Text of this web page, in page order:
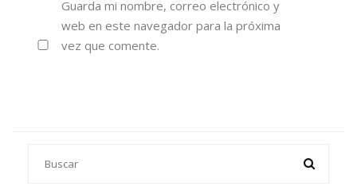
Guarda mi nombre, correo electrónico y
web en este navegador para la próxima
vez que comente.